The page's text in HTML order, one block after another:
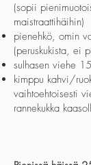
(sopii
maistraattihäihin)
pienehkö, omin
(peruskukista, ei
sulhasen viehe
kimppu kahvi/
vaihtoehtoisesti
rannekukka